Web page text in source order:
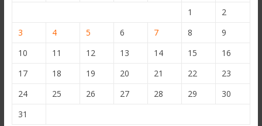
1
2
3
4 5 6 7 8
9
10
11 12 13 14 15
16
17
18 19 20 21 22
23
24
25 26 27 28 29
30
31